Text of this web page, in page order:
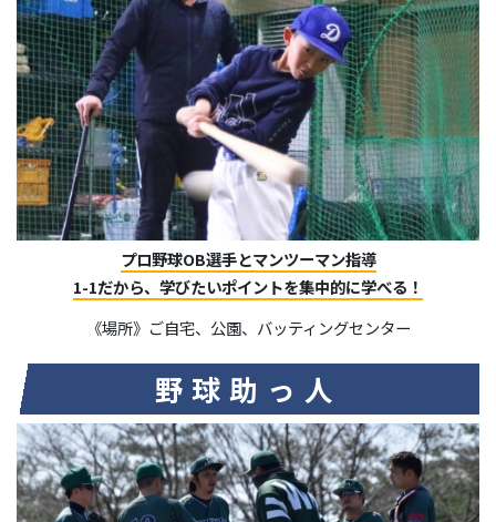
プロ野球OB選手とマンツーマン指導
1-1だから、学びたいポイントを集中的に学べる！
《場所》ご自宅、公園、バッティングセンター
野球助っ人